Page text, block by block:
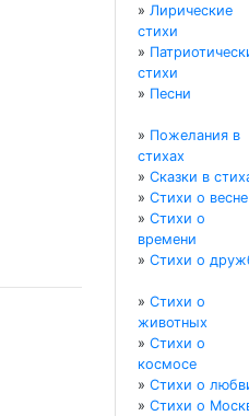
» Лирические
стихи
»
стихи
» Песни
» Пожелания в
стихах
» Сказки в
» Стихи о весне
» Стихи о
времени
» Стихи о
» Стихи о
животных
» Стихи о
космосе
» Стихи о
» Стихи о